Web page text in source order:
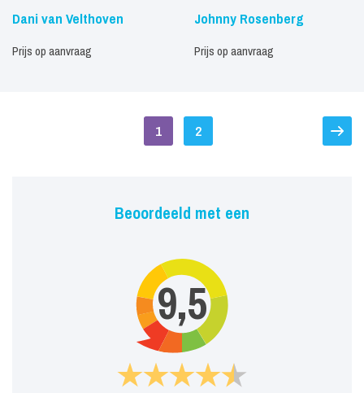
Dani van Velthoven
Prijs op aanvraag
Johnny Rosenberg
Prijs op aanvraag
1 2
Beoordeeld met een
9,5